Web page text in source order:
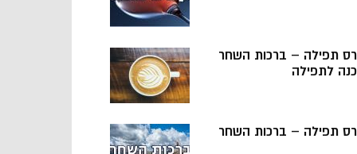
תפילה – ברכות השחר
לתפילה
תפילה – ברכות השחר